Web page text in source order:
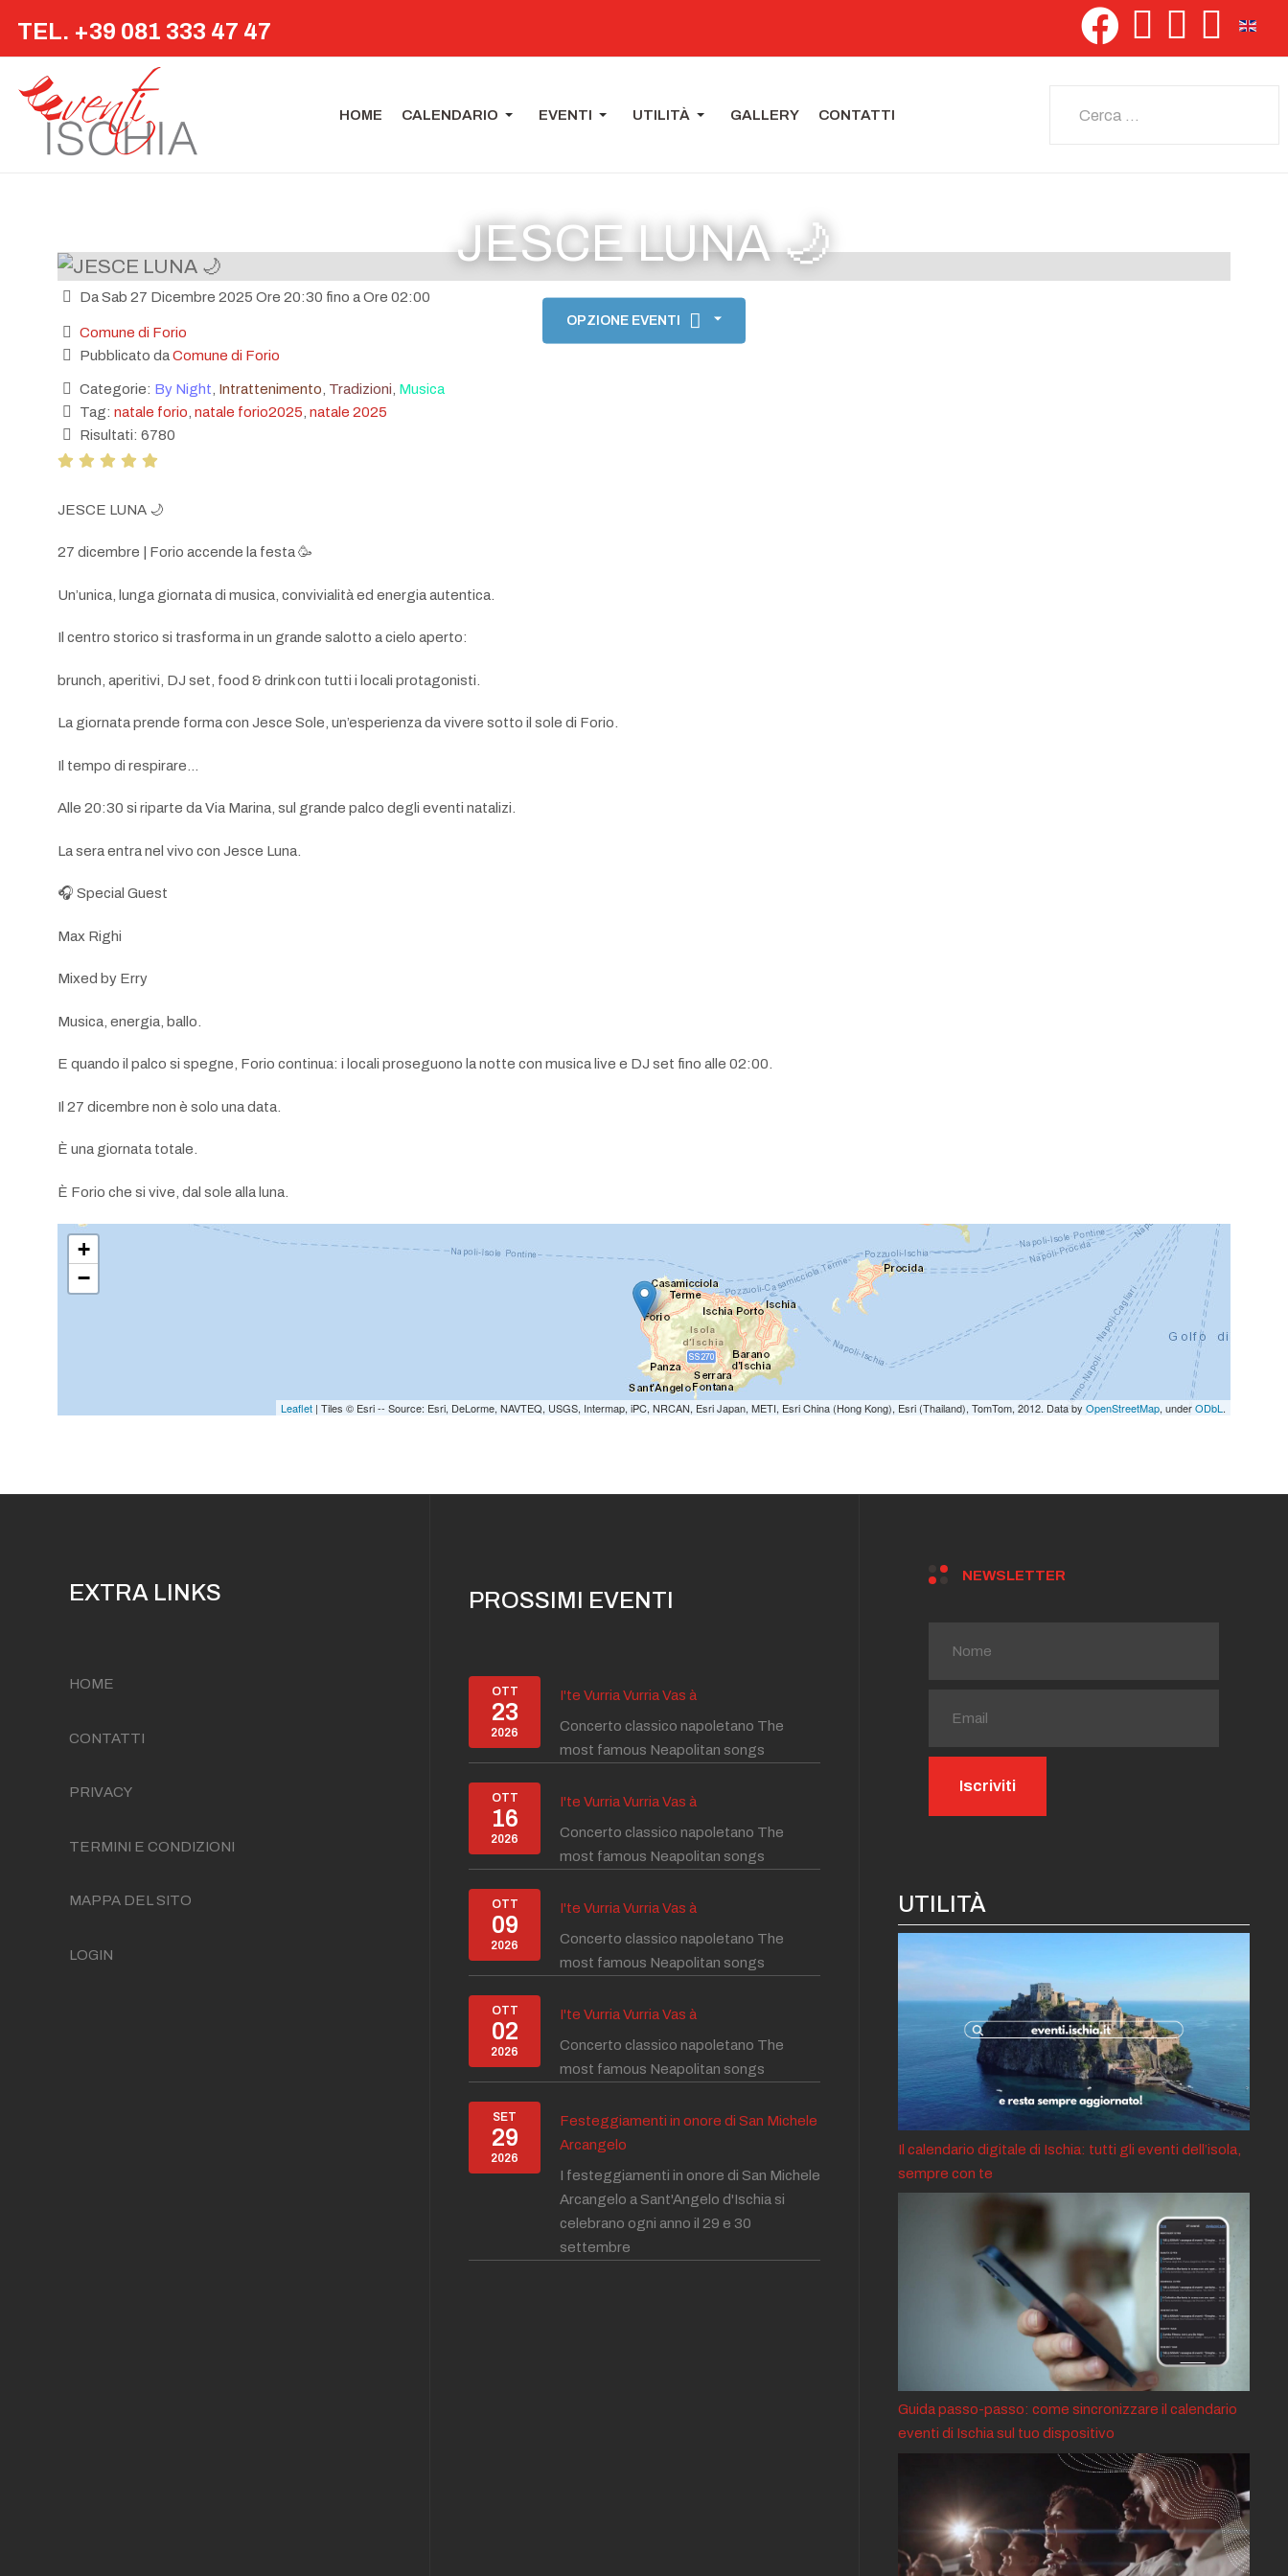
TEL. +39 081 333 47 47
HOME CALENDARIO EVENTI UTILITÀ GALLERY CONTATTI
JESCE LUNA 🌙
OPZIONE EVENTI
Da Sab 27 Dicembre 2025 Ore 20:30 fino a Ore 02:00
Comune di Forio
Pubblicato daComune di Forio
Categorie: By Night Intrattenimento Tradizioni Musica
Tag: natale forio natale forio2025 natale 2025
Risultati: 6780
JESCE LUNA 🌙
27 dicembre | Forio accende la festa 🥳
Un’unica, lunga giornata di musica, convivialità ed energia autentica.
Il centro storico si trasforma in un grande salotto a cielo aperto:
brunch, aperitivi, DJ set, food & drink con tutti i locali protagonisti.
La giornata prende forma con Jesce Sole, un’esperienza da vivere sotto il sole di Forio.
Il tempo di respirare…
Alle 20:30 si riparte da Via Marina, sul grande palco degli eventi natalizi.
La sera entra nel vivo con Jesce Luna.
🎧 Special Guest
Max Righi
Mixed by Erry
Musica, energia, ballo.
E quando il palco si spegne, Forio continua: i locali proseguono la notte con musica live e DJ set fino alle 02:00.
Il 27 dicembre non è solo una data.
È una giornata totale.
È Forio che si vive, dal sole alla luna.
+
−
Leaflet | Tiles © Esri -- Source: Esri, DeLorme, NAVTEQ, USGS, Intermap, iPC, NRCAN, Esri Japan, METI, Esri China (Hong Kong), Esri (Thailand), TomTom, 2012. Data by OpenStreetMap, underODbL.
EXTRA LINKS
HOME
CONTATTI
PRIVACY
TERMINI E CONDIZIONI
MAPPA DEL SITO
LOGIN
PROSSIMI EVENTI
OTT
23
2026
I'te Vurria Vurria Vas à
Concerto classico napoletano The
most famous Neapolitan songs
OTT
16
2026
I'te Vurria Vurria Vas à
Concerto classico napoletano The
most famous Neapolitan songs
OTT
09
2026
I'te Vurria Vurria Vas à
Concerto classico napoletano The
most famous Neapolitan songs
OTT
02
2026
I'te Vurria Vurria Vas à
Concerto classico napoletano The
most famous Neapolitan songs
SET
29
2026
Festeggiamenti in onore di San Michele
Arcangelo
I festeggiamenti in onore di San Michele
Arcangelo a Sant'Angelo d'Ischia si
celebrano ogni anno il 29 e 30
settembre
NEWSLETTER
UTILITÀ
Il calendario digitale di Ischia: tutti gli eventi dell’isola,
sempre con te
Guida passo-passo: come sincronizzare il calendario
eventi di Ischia sul tuo dispositivo